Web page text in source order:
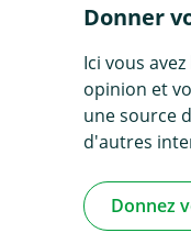
Donner
Ici vous
opinion et
une source
d'autres
Donnez